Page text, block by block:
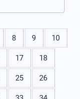
8 9 10
17 18
25 26